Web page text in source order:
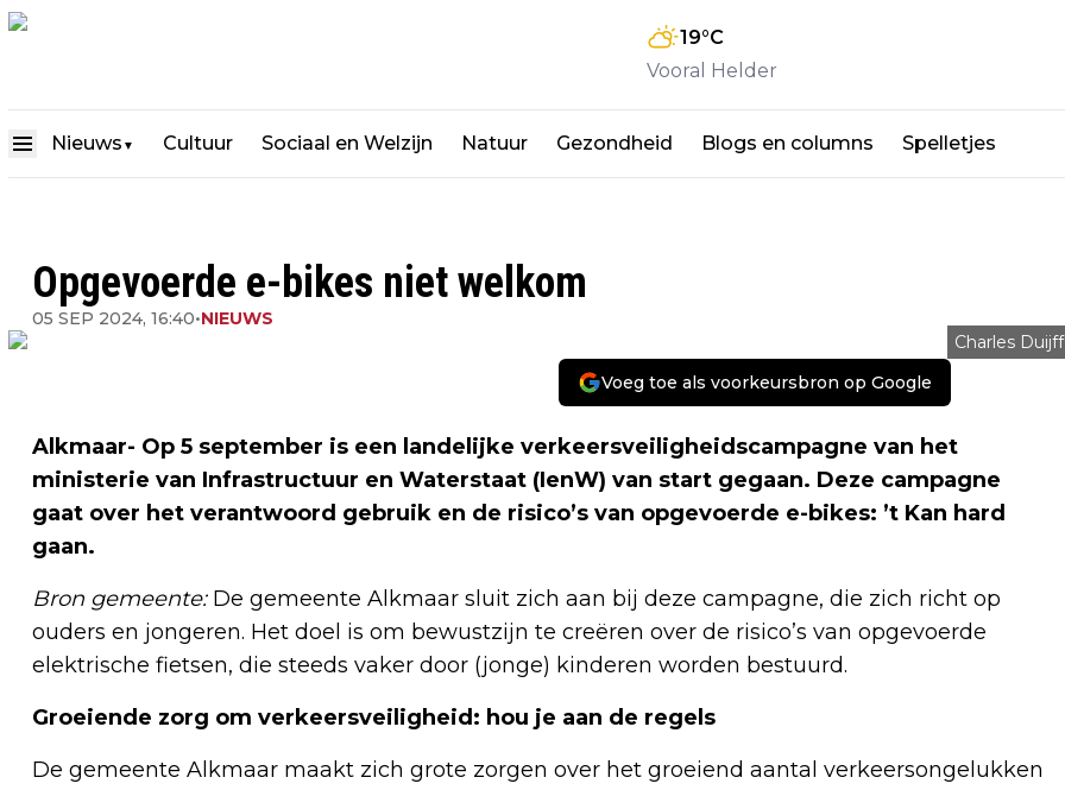
19°C
Vooral Helder
Nieuws ▼ Cultuur Sociaal en Welzijn Natuur Gezondheid Blogs en columns Spelletjes
Opgevoerde e-bikes niet welkom
05 SEP 2024, 16:40•NIEUWS
Charles Duijff
Voeg toe als voorkeursbron op Google
Alkmaar- Op 5 september is een landelijke verkeersveiligheidscampagne van het
ministerie van Infrastructuur en Waterstaat (IenW) van start gegaan. Deze campagne
gaat over het verantwoord gebruik en de risico’s van opgevoerde e-bikes: ’t Kan hard
gaan.
Bron gemeente: De gemeente Alkmaar sluit zich aan bij deze campagne, die zich richt op
ouders en jongeren. Het doel is om bewustzijn te creëren over de risico’s van opgevoerde
elektrische fietsen, die steeds vaker door (jonge) kinderen worden bestuurd.
Groeiende zorg om verkeersveiligheid: hou je aan de regels
De gemeente Alkmaar maakt zich grote zorgen over het groeiend aantal verkeersongelukken